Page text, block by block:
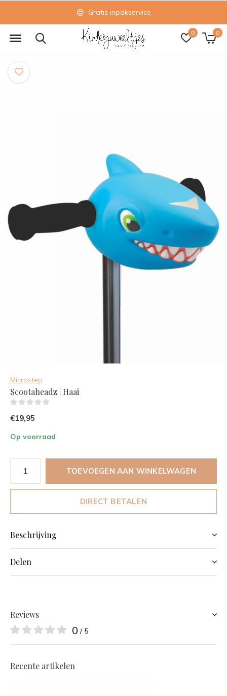
0 0
Gratis inpakservice
Microstep
Scootaheadz | Haai
€19,95
Op voorraad
TOEVOEGEN AAN WINKELWAGEN
DIRECT BETALEN
Beschrijving
Delen
Reviews
0 / 5
Recente artikelen